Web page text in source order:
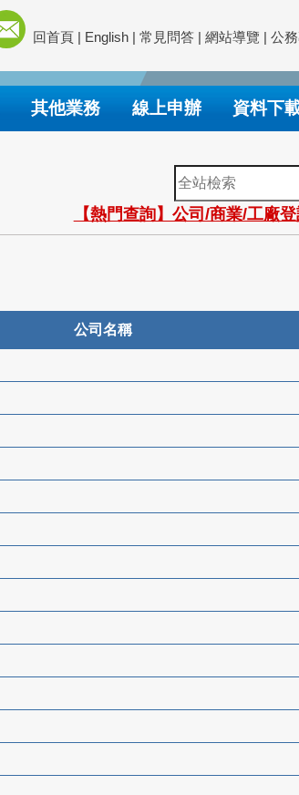
回首頁 | English | 常見問答 | 網站導覽 | 公
其他業務 線上申辦 資料下
全
站
檢
索
【熱門查詢】公司/商業/工廠
公司名稱